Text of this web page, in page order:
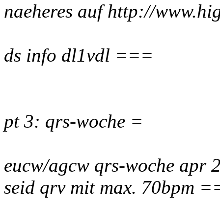
naeheres auf http://
ds info dl1vdl ===
pt 3: qrs-woche =
eucw/agcw qrs-woche apr
seid qrv mit max. 70bpm